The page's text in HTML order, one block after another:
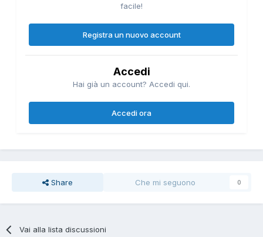
facile!
Registra un nuovo account
Accedi
Hai già un account? Accedi qui.
Accedi ora
Share Che mi seguono 0
Vai alla lista discussioni